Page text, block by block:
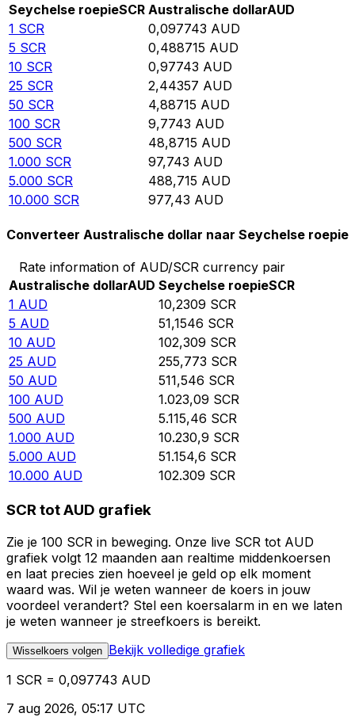
Seychelse roepieSCR Australische dollarAUD
1 SCR 0,097743 AUD
5 SCR 0,488715 AUD
10 SCR 0,97743 AUD
25 SCR 2,44357 AUD
50 SCR 4,88715 AUD
100 SCR 9,7743 AUD
500 SCR 48,8715 AUD
1.000 SCR 97,743 AUD
5.000 SCR 488,715 AUD
10.000 SCR 977,43 AUD
Converteer Australische dollar naar Seychelse roepie
Rate information of AUD/SCR currency pair
Australische dollarAUD Seychelse roepieSCR
1 AUD 10,2309 SCR
5 AUD 51,1546 SCR
10 AUD 102,309 SCR
25 AUD 255,773 SCR
50 AUD 511,546 SCR
100 AUD 1.023,09 SCR
500 AUD 5.115,46 SCR
1.000 AUD 10.230,9 SCR
5.000 AUD 51.154,6 SCR
10.000 AUD 102.309 SCR
SCR tot AUD grafiek
Zie je 100 SCR in beweging. Onze live SCR tot AUD
grafiek volgt 12 maanden aan realtime middenkoersen
en laat precies zien hoeveel je geld op elk moment
waard was. Wil je weten wanneer de koers in jouw
voordeel verandert? Stel een koersalarm in en we laten
je weten wanneer je streefkoers is bereikt.
Wisselkoers volgen Bekijk volledige grafiek
1 SCR = 0,097743 AUD
7 aug 2026, 05:17 UTC